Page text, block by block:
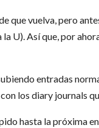
que vuelva, pero
U). Así que, por
entradas
los diary journals
hasta la próxima